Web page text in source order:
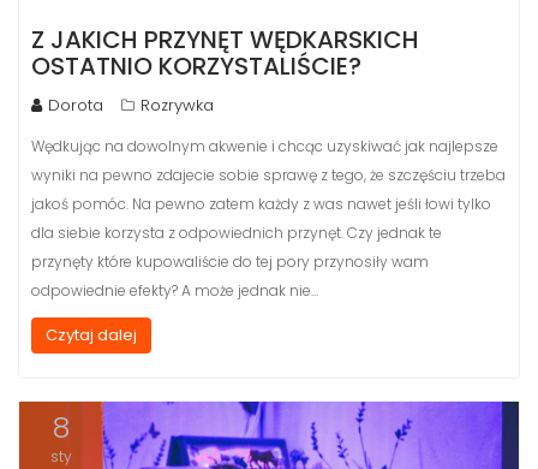
Z JAKICH PRZYNĘT WĘDKARSKICH
OSTATNIO KORZYSTALIŚCIE?
Dorota Rozrywka
Wędkując na dowolnym akwenie i chcąc uzyskiwać jak najlepsze
wyniki na pewno zdajecie sobie sprawę z tego, że szczęściu trzeba
jakoś pomóc. Na pewno zatem każdy z was nawet jeśli łowi tylko
dla siebie korzysta z odpowiednich przynęt. Czy jednak te
przynęty które kupowaliście do tej pory przynosiły wam
odpowiednie efekty? A może jednak nie…
Czytaj dalej
8
sty